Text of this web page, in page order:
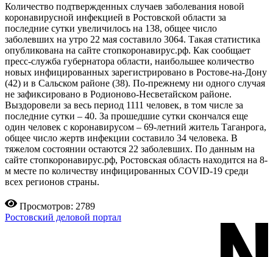
Количество подтвержденных случаев заболевания новой
коронавирусной инфекцией в Ростовской области за
последние сутки увеличилось на 138, общее число
заболевших на утро 22 мая составило 3064. Такая статистика
опубликована на сайте стопкоронавирус.рф. Как сообщает
пресс-служба губернатора области, наибольшее количество
новых инфицированных зарегистрировано в Ростове-на-Дону
(42) и в Сальском районе (38). По-прежнему ни одного случая
не зафиксировано в Родионово-Несветайском районе.
Выздоровели за весь период 1111 человек, в том числе за
последние сутки – 40. За прошедшие сутки скончался еще
один человек с коронавирусом – 69-летний житель Таганрога,
общее число жертв инфекции составило 34 человека. В
тяжелом состоянии остаются 22 заболевших. По данным на
сайте стопкоронавирус.рф, Ростовская область находится на 8-
м месте по количеству инфицированных COVID-19 среди
всех регионов страны.
Просмотров: 2789
Ростовский деловой портал